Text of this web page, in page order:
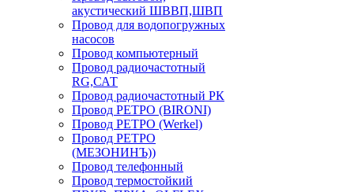
акустический ШВВП,ШВП
Провод для водопогружных
насосов
Провод компьютерный
Провод радиочастотный
RG,САТ
Провод радиочастотный РК
Провод РЕТРО (BIRONI)
Провод РЕТРО (Werkel)
Провод РЕТРО
(МЕЗОНИНЪ))
Провод телефонный
Провод термостойкий